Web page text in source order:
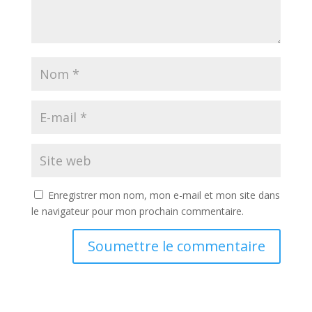
Enregistrer mon nom, mon e-mail et mon site dans
le navigateur pour mon prochain commentaire.
Soumettre le commentaire